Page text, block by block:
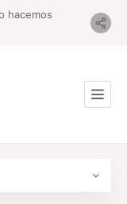
hacemos